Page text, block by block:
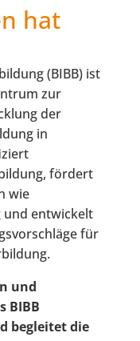
hat
(BIBB) ist
zur
der
in
fördert
wie
entwickelt
für
und
BIBB
begleitet die